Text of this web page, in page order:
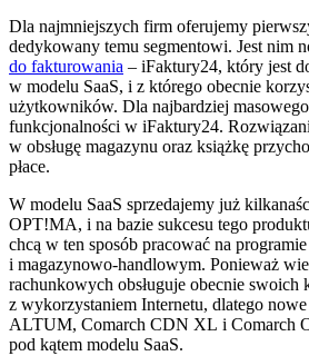
Dla najmniejszych firm oferujemy
dedykowany temu segmentowi. Jest nim
do fakturowania – iFaktury24, który jest
w modelu SaaS, i z którego obecnie
użytkowników. Dla najbardziej
funkcjonalności w iFaktury24.
w obsługę magazynu oraz książkę
płace.
W modelu SaaS sprzedajemy już
OPT!MA, i na bazie sukcesu tego
chcą w ten sposób pracować na
i magazynowo-handlowym. Ponieważ
rachunkowych obsługuje obecnie swoich
z wykorzystaniem Internetu, dlatego
ALTUM, Comarch CDN XL i Comarch
pod kątem modelu SaaS.